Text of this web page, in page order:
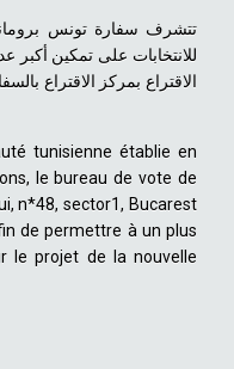
تتشرف سفارة تونس
للانتخابات على تمكين
tunisienne établie en
le bureau de vote de
n*48, sector1, Bucarest
de permettre à un plus
le projet de la nouvelle